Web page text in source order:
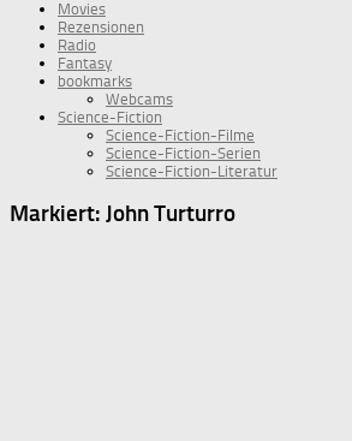
Movies
Rezensionen
Radio
Fantasy
bookmarks
Webcams
Science-Fiction
Science-Fiction-Filme
Science-Fiction-Serien
Science-Fiction-Literatur
Markiert: John Turturro